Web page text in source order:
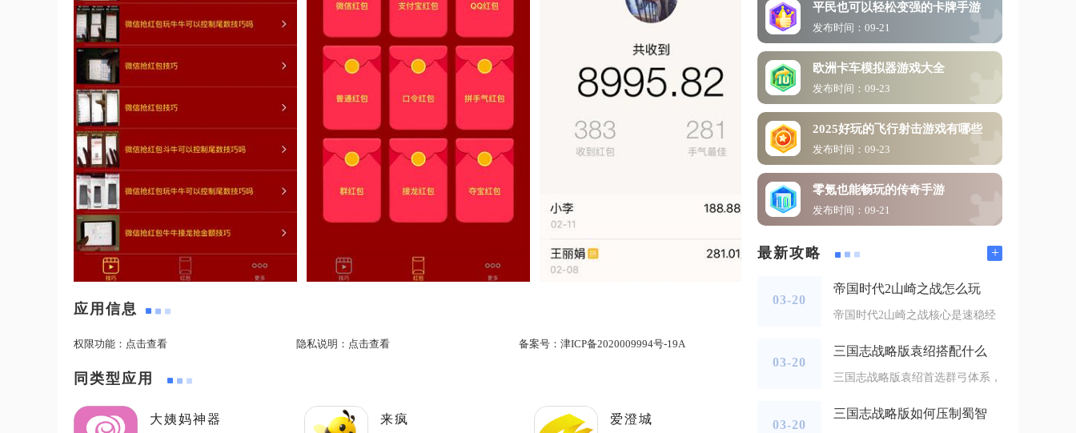
应用信息
权限功能： 点击查看 隐私说明： 点击查看 备案号： 津ICP备2020009994号-19A
同类型应用
大姨妈神器 来疯 爱澄城
平民也可以轻松变强的卡牌手游
发布时间：09-21
欧洲卡车模拟器游戏大全
发布时间：09-23
2025好玩的飞行射击游戏有哪些
发布时间：09-23
零氪也能畅玩的传奇手游
发布时间：09-21
最新攻略 +
03-20
帝国时代2山崎之战怎么玩
帝国时代2山崎之战核心是速稳经
03-20
三国志战略版袁绍搭配什么
三国志战略版袁绍首选群弓体系，
03-20
三国志战略版如何压制蜀智